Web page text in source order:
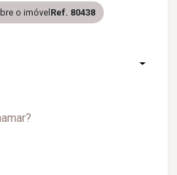
o imóvelRef. 80438